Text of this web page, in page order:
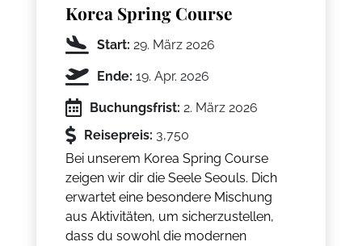
Korea Spring Course
Start: 29. März 2026
Ende: 19. Apr. 2026
Buchungsfrist: 2. März 2026
Reisepreis: 3,750
Bei unserem Korea Spring Course
zeigen wir dir die Seele Seouls. Dich
erwartet eine besondere Mischung
aus Aktivitäten, um sicherzustellen,
dass du sowohl die modernen